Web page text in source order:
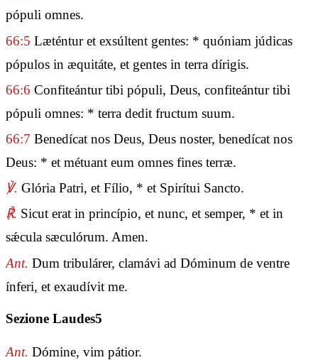
pópuli omnes.
66:5 Læténtur et exsúltent gentes: * quóniam júdicas
pópulos in æquitáte, et gentes in terra dírigis.
66:6 Confiteántur tibi pópuli, Deus, confiteántur tibi
pópuli omnes: * terra dedit fructum suum.
66:7 Benedícat nos Deus, Deus noster, benedícat nos
Deus: * et métuant eum omnes fines terræ.
℣. Glória Patri, et Fílio, * et Spirítui Sancto.
℟. Sicut erat in princípio, et nunc, et semper, * et in
sǽcula sæculórum. Amen.
Ant. Dum tribulárer, clamávi ad Dóminum de ventre
ínferi, et exaudívit me.
Sezione Laudes5
Ant. Dómine, vim pátior.